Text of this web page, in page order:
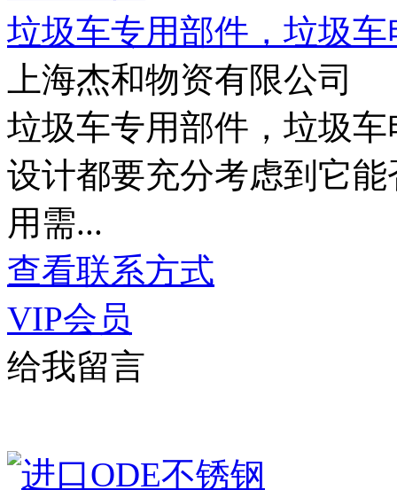
垃圾车专用部件，垃圾
上海杰和物资有限公司
垃圾车专用部件，垃圾
设计都要充分考虑到它
用需...
查看联系方式
VIP会员
给我留言